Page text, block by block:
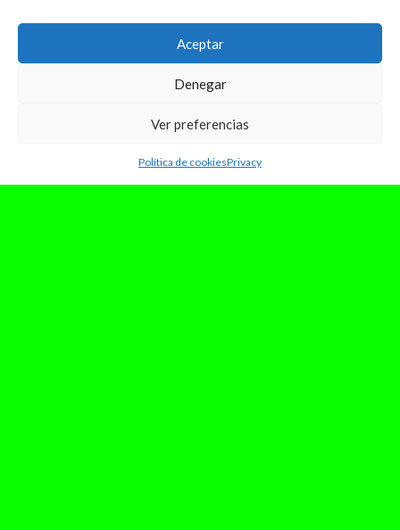
Aceptar
Denegar
Ver preferencias
Política de cookiesPrivacy